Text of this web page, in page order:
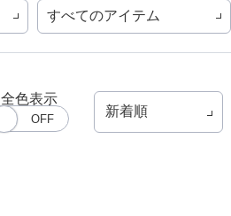
すべてのアイテム
全色表示